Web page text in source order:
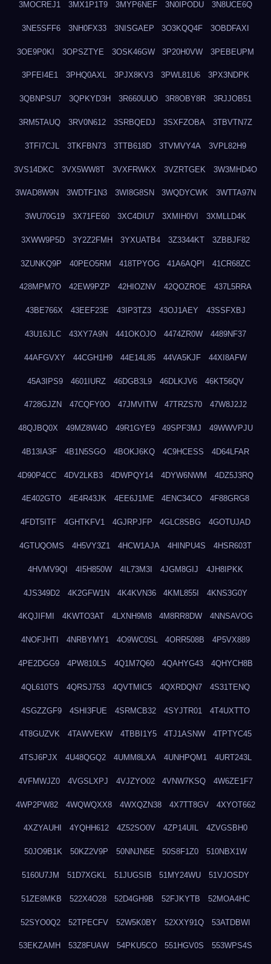
3MOCREJ1 3MX1P1T9 3MYP6NEF 3N0IPODU 3N8UCE6Q
3NE5SFF6 3NH0FX33 3NISGAEP 3O3KQQ4F 3OBDFAXI
3OE9P0KI 3OPSZTYE 3OSK46GW 3P20H0VW 3PEBEUPM
3PFEI4E1 3PHQ0AXL 3PJX8KV3 3PWL81U6 3PX3NDPK
3QBNPSU7 3QPKYD3H 3R660UUO 3R8OBY8R 3RJJOB51
3RM5TAUQ 3RV0N612 3SRBQEDJ 3SXFZOBA 3TBVTN7Z
3TFI7CJL 3TKFBN73 3TTB618D 3TVMVY4A 3VPL82H9
3VS14DKC 3VX5WW8T 3VXFRWKX 3VZRTGEK 3W3MHD4O
3WAD8W9N 3WDTF1N3 3WI8G8SN 3WQDYCWK 3WTTA97N
3WU70G19 3X71FE60 3XC4DIU7 3XMIH0VI 3XMLLD4K
3XWW9P5D 3Y2Z2FMH 3YXUATB4 3Z3344KT 3ZBBJF82
3ZUNKQ9P 40PEO5RM 418TPYOG 41A6AQPI 41CR68ZC
428MPM7O 42EW9PZP 42HIOZNV 42QOZROE 437L5RRA
43BE766X 43EEF23E 43IP3TZ3 43OJ1AEY 43SSFXBJ
43U16JLC 43XY7A9N 441OKOJO 4474ZR0W 4489NF37
44AFGVXY 44CGH1H9 44E14L85 44VA5KJF 44XI8AFW
45A3IPS9 4601IURZ 46DGB3L9 46DLKJV6 46KT56QV
4728GJZN 47CQFY0O 47JMVITW 47TRZS70 47W8J2J2
48QJBQ0X 49MZ8W4O 49R1GYE9 49SPF3MJ 49WWVPJU
4B13IA3F 4B1N5SGO 4BOKJ6KQ 4C9HCESS 4D64LFAR
4D90P4CC 4DV2LKB3 4DWPQY14 4DYW6NWM 4DZ5J3RQ
4E402GTO 4E4R43JK 4EE6J1ME 4ENC34CO 4F88GRG8
4FDT5ITF 4GHTKFV1 4GJRPJFP 4GLC8SBG 4GOTUJAD
4GTUQOMS 4H5VY3Z1 4HCW1AJA 4HINPU4S 4HSR603T
4HVMV9QI 4I5H850W 4IL73M3I 4JGM8GIJ 4JH8IPKK
4JS349D2 4K2GFW1N 4K4KVN36 4KML855I 4KNS3G0Y
4KQJIFMI 4KWTO3AT 4LXNH9M8 4M8RR8DW 4NNSAVOG
4NOFJHTI 4NRBYMY1 4O9WC0SL 4ORR508B 4P5VX889
4PE2DGG9 4PW810LS 4Q1M7Q60 4QAHYG43 4QHYCH8B
4QL610TS 4QRSJ753 4QVTMIC5 4QXRDQN7 4S31TENQ
4SGZZGF9 4SHI3FUE 4SRMCB32 4SYJTR01 4T4UXTTO
4T8GUZVK 4TAWVEKW 4TBBI1Y5 4TJ1ASNW 4TPTYC45
4TSJ6PJX 4U48QGQ2 4UMM8LXA 4UNHPQM1 4URT243L
4VFMWJZ0 4VGSLXPJ 4VJZYO02 4VNW7KSQ 4W6ZE1F7
4WP2PW82 4WQWQXX8 4WXQZN38 4X7TT8GV 4XYOT662
4XZYAUHI 4YQHH612 4Z52SO0V 4ZP14UIL 4ZVGSBH0
50JO9B1K 50KZ2V9P 50NNJN5E 50S8F1Z0 510NBX1W
5160U7JM 51D7XGKL 51JUGSIB 51MY24WU 51VJOSDY
51ZE8MKB 522X4O28 52D4GH9B 52FJKYTB 52MOA4HC
52SYO0Q2 52TPECFV 52W5K0BY 52XXY91Q 53ATDBWI
53EKZAMH 53Z8FUAW 54PKU5CO 551HGV0S 553WPS4S